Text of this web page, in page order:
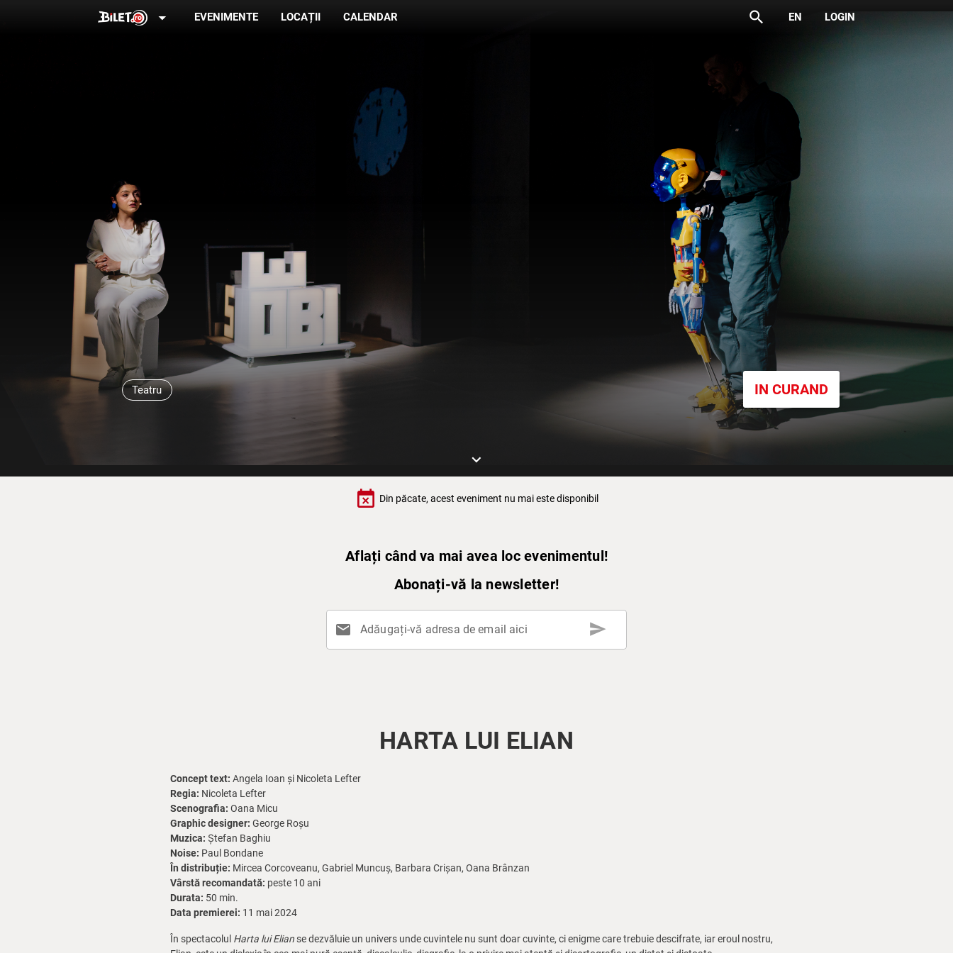
arrow_drop_down EVENIMENTE LOCAȚII CALENDAR search EN LOGIN
Teatru IN CURAND
keyboard_arrow_down
event_busy Din păcate, acest eveniment nu mai este disponibil
Aflați când va mai avea loc evenimentul!
Abonați-vă la newsletter!
mail Adăugați-vă adresa de email aici send
HARTA LUI ELIAN
Concept text: Angela Ioan și Nicoleta Lefter
Regia: Nicoleta Lefter
Scenografia: Oana Micu
Graphic designer: George Roșu
Muzica: Ștefan Baghiu
Noise: Paul Bondane
În distribuție: Mircea Corcoveanu, Gabriel Muncuș, Barbara Crișan, Oana Brânzan
Vârstă recomandată: peste 10 ani
Durata: 50 min.
Data premierei: 11 mai 2024
În spectacolul Harta lui Elianse dezvăluie un univers unde cuvintele nu sunt doar cuvinte, ci enigme care trebuie descifrate, iar eroul nostru,